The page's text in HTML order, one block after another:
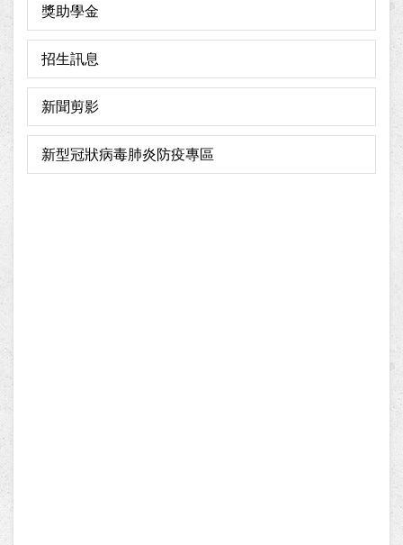
獎助學金
招生訊息
新聞剪影
新型冠狀病毒肺炎防疫專區